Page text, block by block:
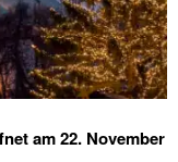
am 22. November